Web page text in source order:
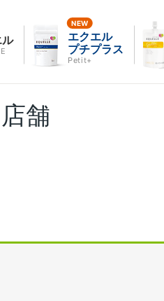
ル
エクエル
プチプラス
Petit+
舗